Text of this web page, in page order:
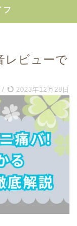
フ
レビューで
/ 2023年12月28日